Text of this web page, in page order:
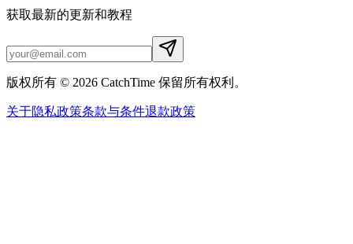
获取最新的更新和教程
版权所有 © 2026 CatchTime 保留所有权利。
关于隐私政策条款与条件退款政策